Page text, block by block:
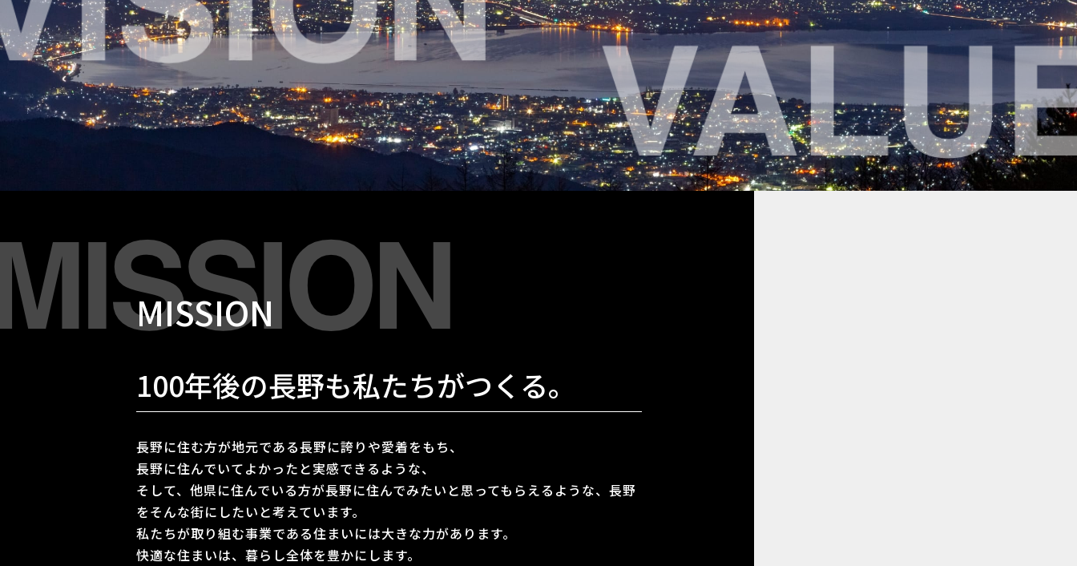
MISSION
100年後の長野も私たちがつくる。
長野に住む方が地元である長野に誇りや愛着をもち、
長野に住んでいてよかったと実感できるような、
そして、他県に住んでいる方が長野に住んでみたいと思ってもらえるような、長野
をそんな街にしたいと考えています。
私たちが取り組む事業である住まいには大きな力があります。
快適な住まいは、暮らし全体を豊かにします。